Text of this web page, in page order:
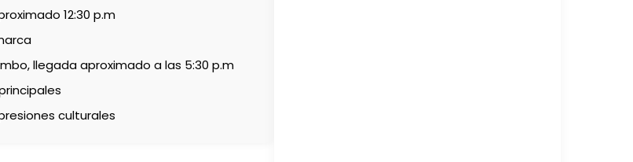
12:30 p.m
llegada aproximado a las 5:30 p.m
culturales